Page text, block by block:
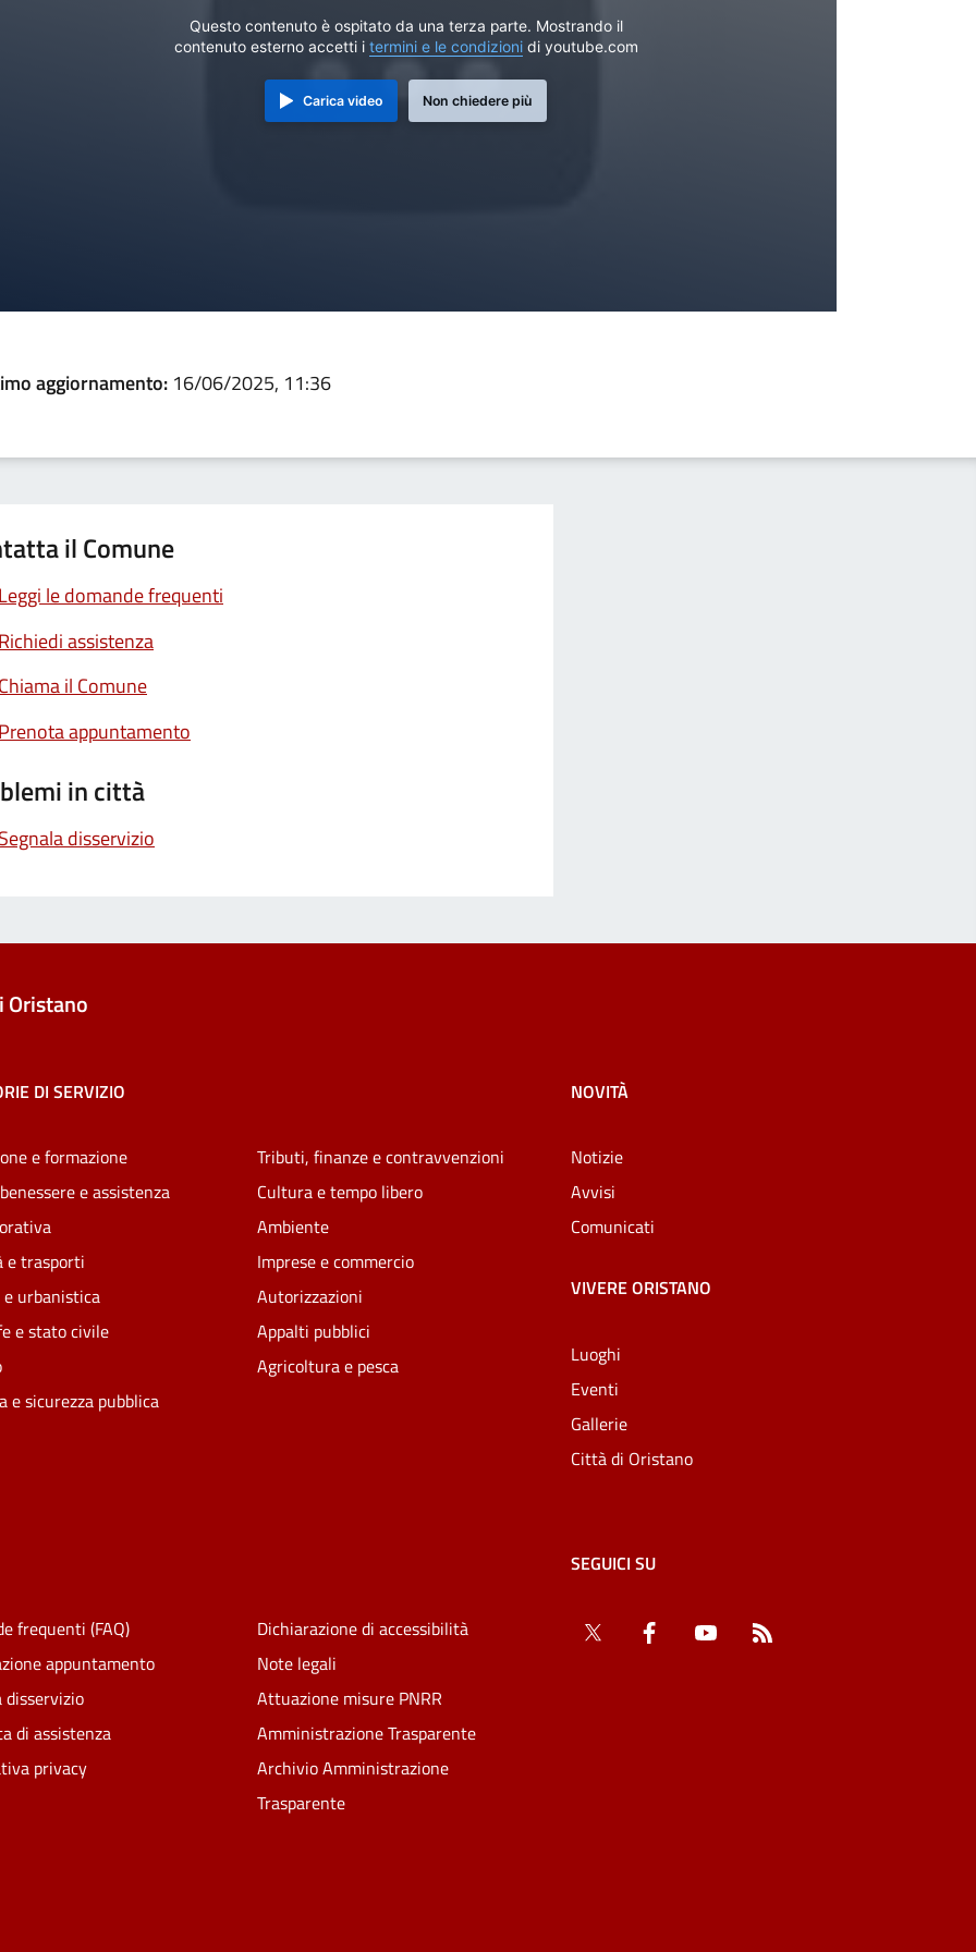
Questo contenuto è ospitato da una terza parte. Mostrando il
contenuto esterno accetti i termini e le condizionidi youtube.com
Carica video Non chiedere più
aggiornamento: 16/06/2025, 11:36
il Comune
le domande frequenti
assistenza
il Comune
appuntamento
in città
disservizio
Oristano
DI SERVIZIO
e formazione
e assistenza
e trasporti
urbanistica
e stato civile
e sicurezza pubblica
Tributi, finanze e contravvenzioni
Cultura e tempo libero
Ambiente
Imprese e commercio
Autorizzazioni
Appalti pubblici
Agricoltura e pesca
NOVITÀ
Notizie
Avvisi
Comunicati
VIVERE ORISTANO
Luoghi
Eventi
Gallerie
Città di Oristano
frequenti (FAQ)
appuntamento
disservizio
di assistenza
privacy
Dichiarazione di accessibilità
Note legali
Attuazione misure PNRR
Amministrazione Trasparente
Archivio Amministrazione
Trasparente
SEGUICI SU
Twitter Facebook YouTube